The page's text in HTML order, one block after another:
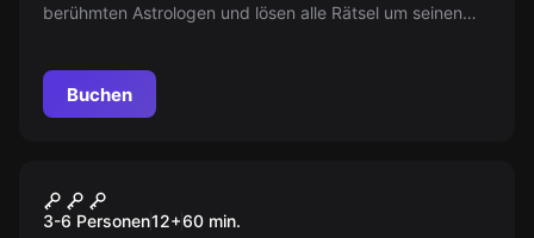
berühmten Astrologen und lösen alle Rätsel um seinen
Buchen
Der verrückte Victor
3-6 Personen12+60 min.